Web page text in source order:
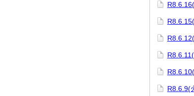
R8.6.9(